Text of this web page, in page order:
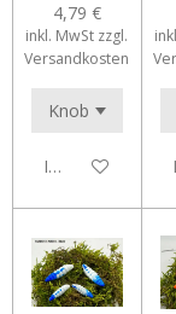
4,79 €
inkl. MwSt zzgl.
Versandkosten
In den